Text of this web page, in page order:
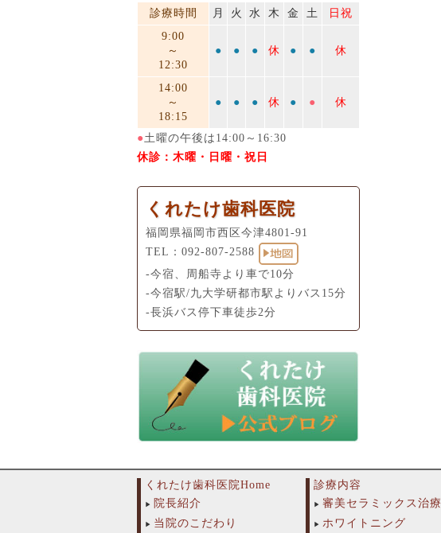
診療時間 月 火 水 木 金 土
日祝
9:00
～
12:30
● ● ● 休 ● ● 休
14:00
～
18:15
● ● ● 休 ● ● 休
●土曜の午後は14:00～16:30
休診：木曜・日曜・祝日
くれたけ歯科医院
福岡県福岡市西区今津4801-91
TEL： 092-807-2588
-今宿、周船寺より車で10分
-今宿駅/九大学研都市駅よりバス15分
-長浜バス停下車徒歩2分
くれたけ歯科医院Home
院長紹介
当院のこだわり
診療内容
審美セラミックス治療
ホワイトニング